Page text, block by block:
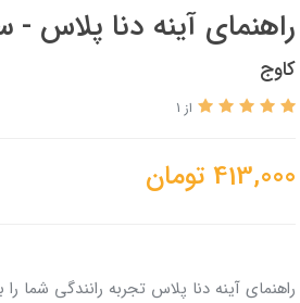
راهنمای آینه دنا
کاوج
از 1
413,000 تومان
راهنمای آینه دنا پلاس تجربه رانندگی